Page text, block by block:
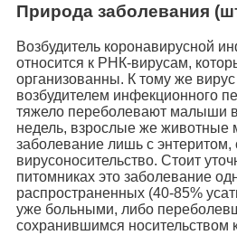
Природа заболевания
Возбудитель коронавирусной
относится к РНК-вирусам,
организованны. К тому же
возбудителем инфекционного
тяжело переболевают малыши в
недель, взрослые же животные
заболевание лишь с энтеритом,
вирусоносительство. Стоит
питомниках это заболевание
распространенных (40-85%
уже больными, либо
сохранившимся носительством